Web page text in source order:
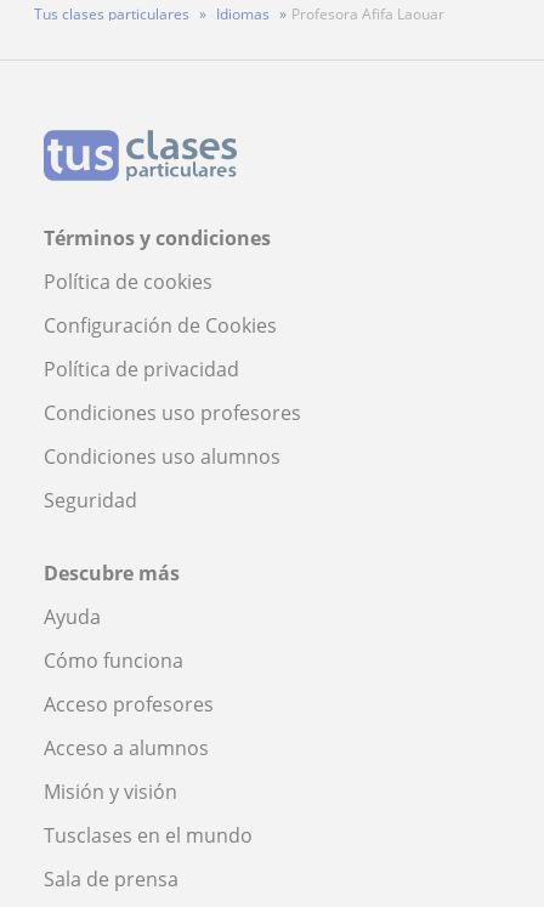
Tus clases particulares Idiomas Profesora Afifa Laouar
Términos y condiciones
Política de cookies
Configuración de Cookies
Política de privacidad
Condiciones uso profesores
Condiciones uso alumnos
Seguridad
Descubre más
Ayuda
Cómo funciona
Acceso profesores
Acceso a alumnos
Misión y visión
Tusclases en el mundo
Sala de prensa